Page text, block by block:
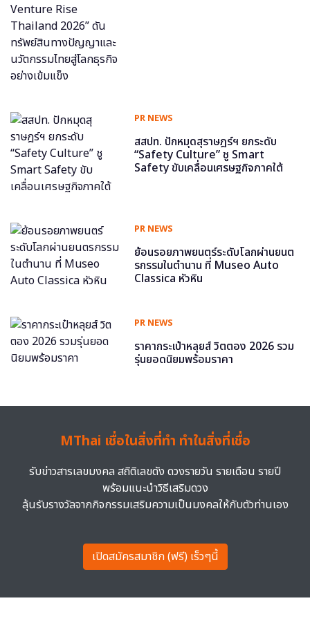
PR NEWS
สสปท. ปักหมุดสุราษฎร์ฯ ยกระดับ
“Safety Culture” ชู Smart
Safety ขับเคลื่อนเศรษฐกิจภาคใต้
PR NEWS
ย้อนรอยภาพยนตร์ระดับโลกผ่านยนต
รกรรมในตำนาน ที่ Museo Auto
Classica หัวหิน
PR NEWS
ราคากระเป๋าหลุยส์ วิตตอง 2026 รวม
รุ่นยอดนิยมพร้อมราคา
MThai เชื่อในสิ่งที่ทำ ทำในสิ่งที่เชื่อ
รับข่าวสารเลขมงคล สถิติเลขดัง ดวงรายวัน รายเดือน รายปี
พร้อมแนะนำวิธีเสริมดวง
ลุ้นรับรางวัลจากกิจกรรมเสริมความเป็นมงคลให้กับตัวท่านเอง
เปิดสมัครสมาชิก (ฟรี) เร็วๆนี้